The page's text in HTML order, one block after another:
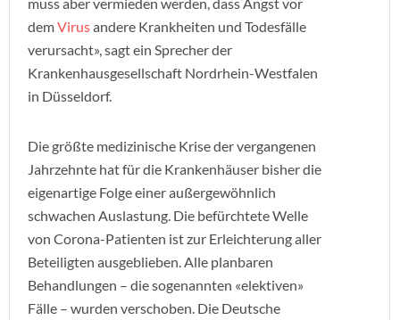
demVirusandere Krankheiten und Todesfälle
verursacht», sagt ein Sprecher der
Krankenhausgesellschaft Nordrhein-Westfalen
in Düsseldorf.
Die größte medizinische Krise der vergangenen
Jahrzehnte hat für die Krankenhäuser bisher die
eigenartige Folge einer außergewöhnlich
schwachen Auslastung. Die befürchtete Welle
von Corona-Patienten ist zur Erleichterung aller
Beteiligten ausgeblieben. Alle planbaren
Behandlungen – die sogenannten «elektiven»
Fälle – wurden verschoben. Die Deutsche